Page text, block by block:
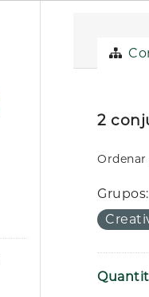
2
Grupos: